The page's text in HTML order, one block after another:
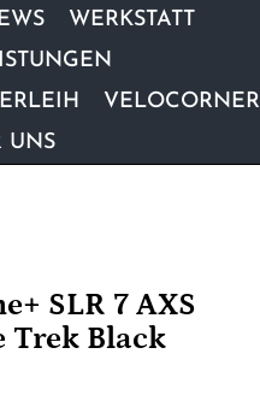
WERKSTATT
VELOCORNER
UNS
SLR 7 AXS
Trek Black